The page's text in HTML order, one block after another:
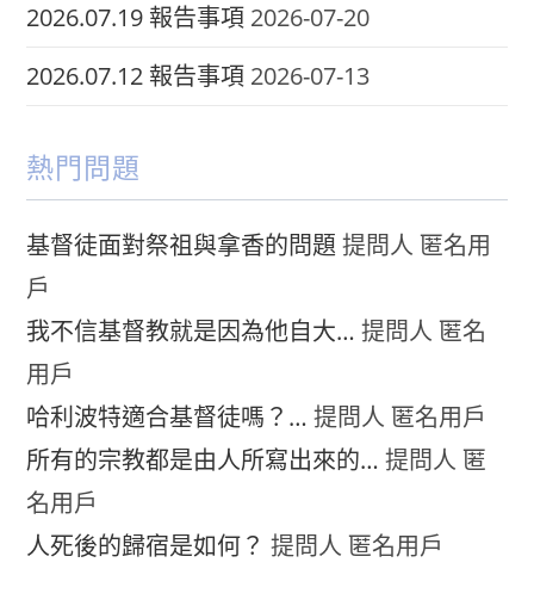
2026.07.19 報告事項 2026-07-20
2026.07.12 報告事項 2026-07-13
熱門問題
基督徒面對祭祖與拿香的問題 提問人 匿名用
戶
我不信基督教就是因為他自大… 提問人 匿名
用戶
哈利波特適合基督徒嗎？… 提問人 匿名用戶
所有的宗教都是由人所寫出來的… 提問人 匿
名用戶
人死後的歸宿是如何？ 提問人 匿名用戶